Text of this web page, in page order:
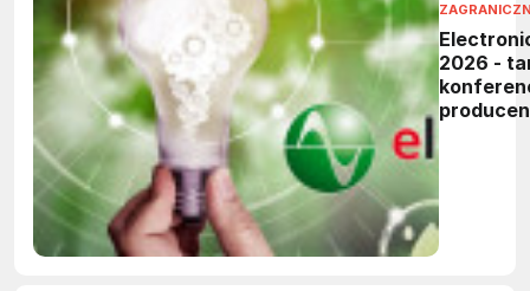
2026 -